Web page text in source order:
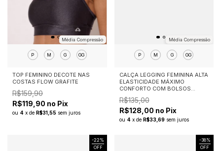
Média Compressão
P M G GG
TOP FEMININO DECOTE NAS
COSTAS FLOW GRAFITE
R$159,90
R$119,90 no Pix
ou 4 x de R$31,55 sem juros
Média Compressão
P M G GG
CALÇA LEGGING FEMININA ALTA
ELASTICIDADE MÁXIMO
CONFORTO COM BOLSOS
ESSENTIAL FLEX
R$135,00
R$128,00 no Pix
ou 4 x de R$33,69 sem juros
-22%
OFF
-38%
OFF